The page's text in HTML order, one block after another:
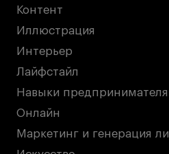
Контент
Иллюстрация
Интерьер
Лайфстайл
Навыки
Онлайн
Маркетинг и генерация